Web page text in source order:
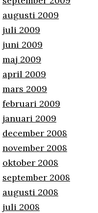
augusti 2009
juli 2009
juni 2009
maj 2009
april 2009
mars 2009
februari 2009
januari 2009
december 2008
november 2008
oktober 2008
september 2008
augusti 2008
juli 2008